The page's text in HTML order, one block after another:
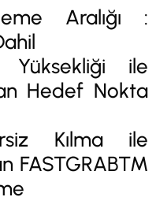
Aralığı :
Yüksekliği ile
Hedef Nokta
Kılma ile
FASTGRAB™